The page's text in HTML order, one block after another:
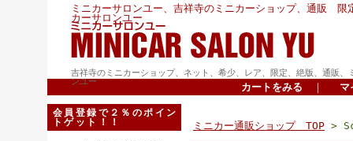
ミニカーサロンユー、吉祥寺のミニカーショップ、通販 限
カーサロンユー
吉祥寺のミニカーショップ、ネット、希少、レア、限定、絶版、通販、
ンユー
カートをみる ｜ マ
会員登録で２％のポイン
トゲット！！
ミニカー通販ショップ TOP >